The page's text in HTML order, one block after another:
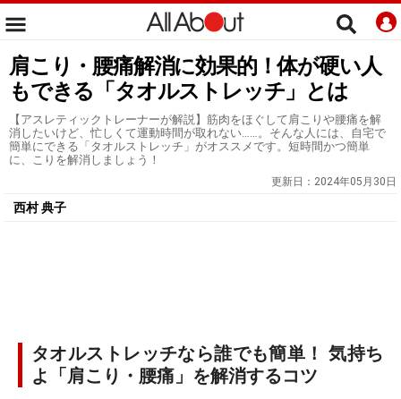
肩こり・腰痛解消に効果的！体が硬い人
もできる「タオルストレッチ」とは
【アスレティックトレーナーが解説】筋肉をほぐして肩こりや腰痛を解
消したいけど、忙しくて運動時間が取れない……。そんな人には、自宅で
簡単にできる「タオルストレッチ」がオススメです。短時間かつ簡単
に、こりを解消しましょう！
更新日： 2024年05月30日
西村 典子
タオルストレッチなら誰でも簡単！ 気持ち
よ「肩こり・腰痛」を解消するコツ